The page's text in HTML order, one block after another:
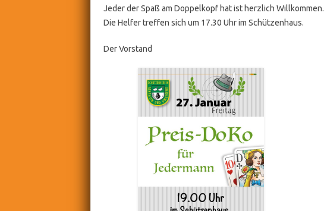
Jeder der Spaß am Doppelkopf hat ist herzlich Willkommen.
Die Helfer treffen sich um 17.30 Uhr im Schützenhaus.
Der Vorstand